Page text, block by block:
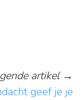
artikel→
geef je je